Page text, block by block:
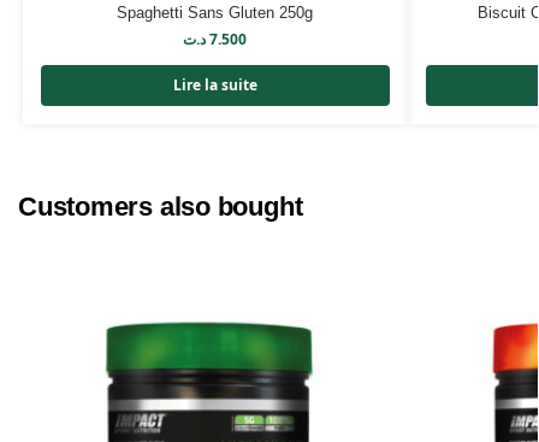
Spaghetti Sans Gluten 250g
7.500د.ت
Lire la suite
Biscuit
Customers also bought